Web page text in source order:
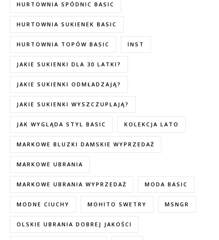
HURTOWNIA SPÓDNIC BASIC
HURTOWNIA SUKIENEK BASIC
HURTOWNIA TOPÓW BASIC INST
JAKIE SUKIENKI DLA 30 LATKI?
JAKIE SUKIENKI ODMŁADZAJĄ?
JAKIE SUKIENKI WYSZCZUPLAJĄ?
JAK WYGLĄDA STYL BASIC KOLEKCJA LATO
MARKOWE BLUZKI DAMSKIE WYPRZEDAŻ
MARKOWE UBRANIA
MARKOWE UBRANIA WYPRZEDAŻ MODA BASIC
MODNE CIUCHY MOHITO SWETRY MSNGR
OLSKIE UBRANIA DOBREJ JAKOŚCI